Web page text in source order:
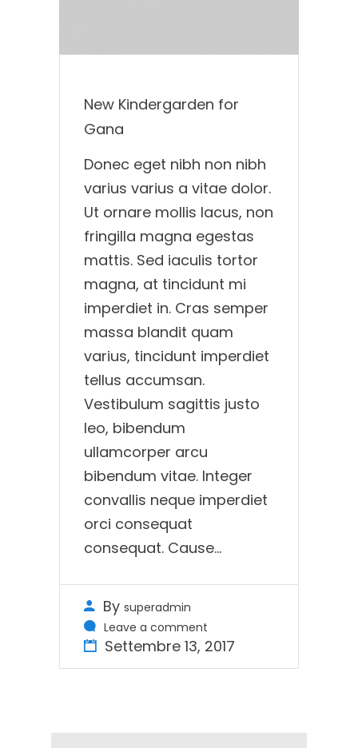
New Kindergarden for
Gana
Donec eget nibh non nibh
varius varius a vitae dolor.
Ut ornare mollis lacus, non
fringilla magna egestas
mattis. Sed iaculis tortor
magna, at tincidunt mi
imperdiet in. Cras semper
massa blandit quam
varius, tincidunt imperdiet
tellus accumsan.
Vestibulum sagittis justo
leo, bibendum
ullamcorper arcu
bibendum vitae. Integer
convallis neque imperdiet
orci consequat
consequat. Cause...
By superadmin
Leave a comment
Settembre 13, 2017